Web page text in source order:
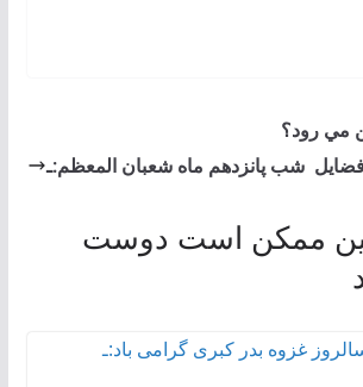
مي‌ رود؟
شب پانزدهم ماه شعبان المعظم:ـ
ممکن است دوست